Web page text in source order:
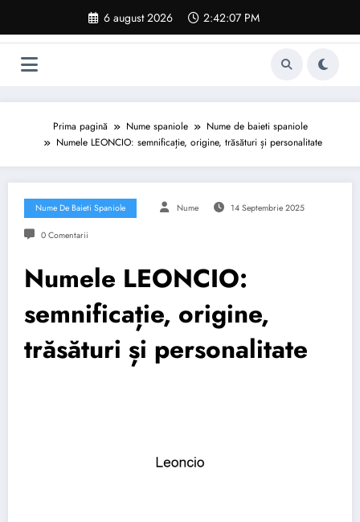
conținut
6 august 2026 2:42:08 PM
Prima pagină Nume spaniole
Nume de baieti spaniole
Numele LEONCIO: semnificație, origine, trăsături și personalitate
Nume De Baieti Spaniole Nume 14 Septembrie 2025
0 Comentarii
Numele LEONCIO:
semnificație, origine,
trăsături și personalitate